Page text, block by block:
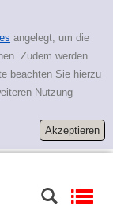
angelegt, um die
Zudem werden
beachten Sie hierzu
Nutzung